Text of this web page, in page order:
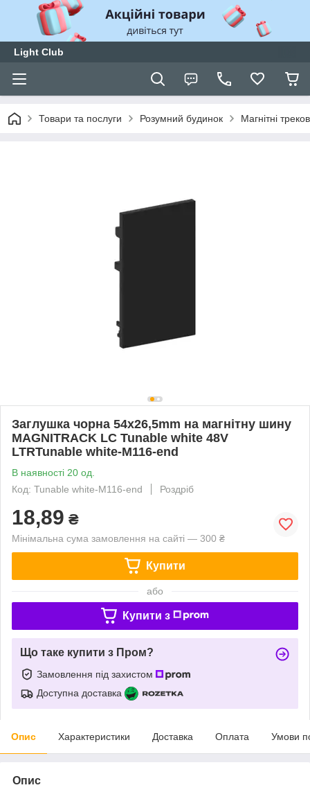
Light Club
Товари та послуги Розумний будинок Магнітні
Заглушка чорна 54х26,5mm на магнітну шину
MAGNITRACK LC Tunable white 48V
LTRTunable white-M116-end
В наявності 20 од.
Код: Tunable white-M116-end
Роздріб
18,89 ₴
Мінімальна сума замовлення на сайті — 300 ₴
Купити
або
Купити з
Що таке купити з Пром?
Замовлення під захистом
Доступна доставка
Опис Характеристики Доставка Оплата Умови
Опис